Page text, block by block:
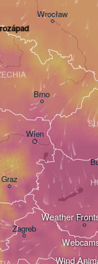
Wind
Weather
Wrocław
Brno
Wien
Zagreb
Pécs
Graz